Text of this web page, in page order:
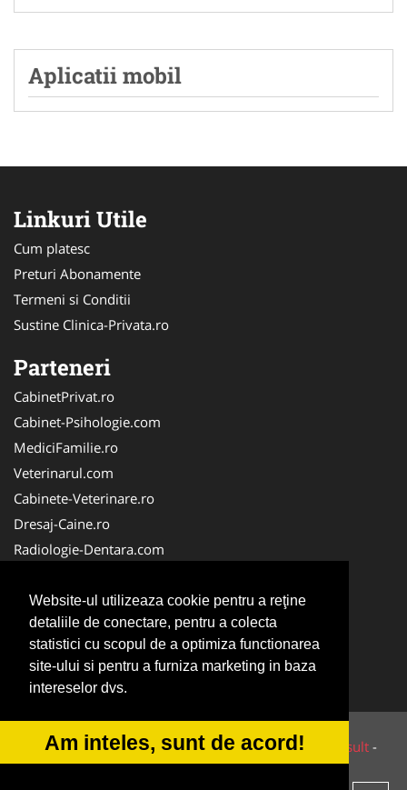
Website-ul utilizeaza cookie pentru a reţine
detaliile de conectare, pentru a colecta
statistici cu scopul de a optimiza functionarea
site-ului si pentru a furniza marketing in baza
intereselor dvs.
Am inteles, sunt de acord!
Aplicatii mobil
Linkuri Utile
Cum platesc
Preturi Abonamente
Termeni si Conditii
Sustine Clinica-Privata.ro
Parteneri
CabinetPrivat.ro
Cabinet-Psihologie.com
MediciFamilie.ro
Veterinarul.com
Cabinete-Veterinare.ro
Dresaj-Caine.ro
Radiologie-Dentara.com
Cabinet-Individual.ro
Medic-Bun.com
Oftalmologul.ro
Stomatologul.com
© 2014-2026 Powered byVilonMedia&Tokaido Consult -
ANPC SOL